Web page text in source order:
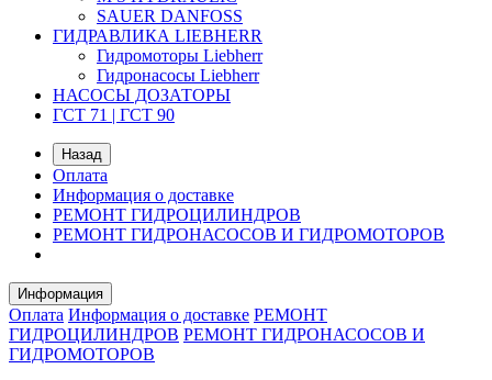
SAUER DANFOSS
ГИДРАВЛИКА LIEBHERR
Гидромоторы Liebherr
Гидронасосы Liebherr
НАСОСЫ ДОЗАТОРЫ
ГСТ 71 | ГСТ 90
Назад
Оплата
Информация о доставке
РЕМОНТ ГИДРОЦИЛИНДРОВ
РЕМОНТ ГИДРОНАСОСОВ И ГИДРОМОТОРОВ
Информация
Оплата Информация о доставке РЕМОНТ
ГИДРОЦИЛИНДРОВ РЕМОНТ ГИДРОНАСОСОВ И
ГИДРОМОТОРОВ